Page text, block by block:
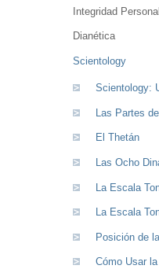
Integridad
Dianética
Scientology
Scientology:
Las Partes
El Thetán
Las Ocho
La Escala
La Escala
Posición de
Cómo Usar